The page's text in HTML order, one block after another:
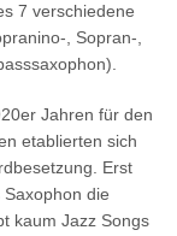
7 verschiedene
, Sopran-,
Jahren für den
etablierten sich
Erst
die
kaum Jazz Songs